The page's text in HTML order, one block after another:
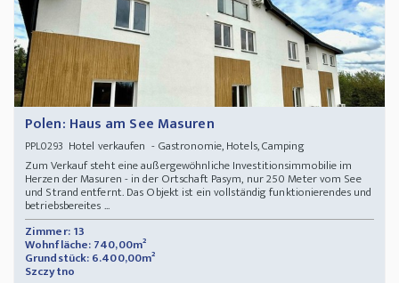
Polen: Haus am See Masuren
PPL0293 Hotel verkaufen - Gastronomie, Hotels, Camping
Zum Verkauf steht eine außergewöhnliche Investitionsimmobilie im
Herzen der Masuren - in der Ortschaft Pasym, nur 250 Meter vom See
und Strand entfernt. Das Objekt ist ein vollständig funktionierendes und
betriebsbereites ...
Zimmer: 13
Wohnfläche: 740,00m²
Grundstück: 6.400,00m²
Szczytno